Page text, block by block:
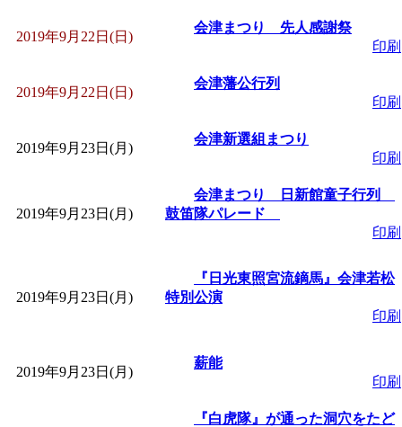
2019年9月22日(日)
会津まつり 先人感謝祭
印刷
2019年9月22日(日)
会津藩公行列
印刷
2019年9月23日(月)
会津新選組まつり
印刷
2019年9月23日(月)
会津まつり 日新館童子行列
鼓笛隊パレード
印刷
2019年9月23日(月)
『日光東照宮流鏑馬』会津若松
特別公演
印刷
2019年9月23日(月)
薪能
印刷
『白虎隊』が通った洞穴をたど